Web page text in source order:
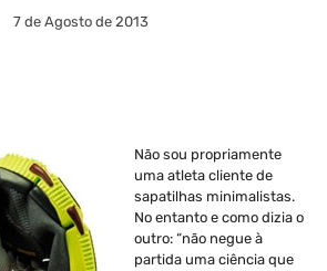
7 de Agosto de 2013
Não sou propriamente
uma atleta cliente de
sapatilhas minimalistas.
No entanto e como dizia o
outro: “não negue à
partida uma ciência que